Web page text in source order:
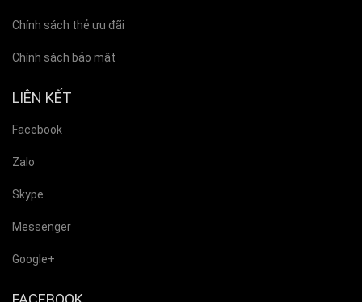
Chính sách thẻ ưu đãi
Chính sách bảo mật
LIÊN KẾT
Facebook
Zalo
Skype
Messenger
Google+